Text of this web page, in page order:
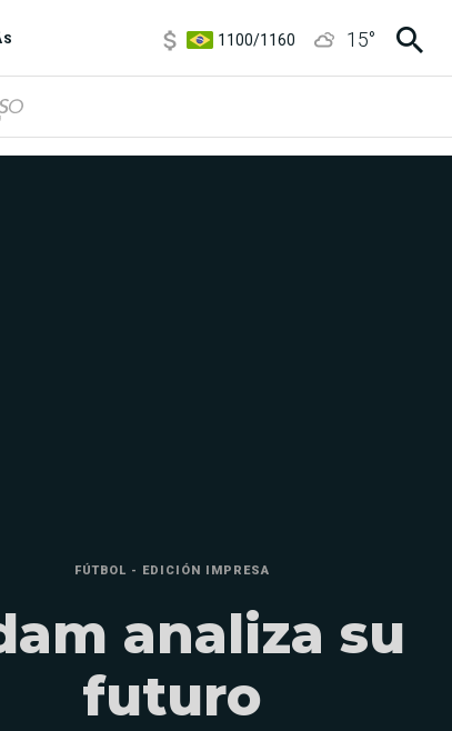
3,8/4
15°
FÚTBOL - EDICIÓN IMPRESA
analiza su
futuro